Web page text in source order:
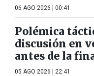
06 AGO 2026 | 00:41
Polémica
discusión en
antes de la
05 AGO 2026 | 22:41